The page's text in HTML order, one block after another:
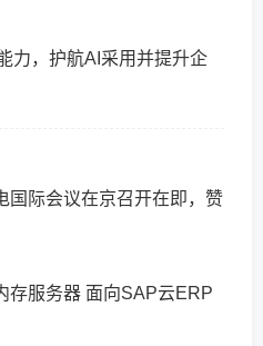
力，护航AI采用并提升企
国际会议在京召开在即，赞
存服务器 面向SAP云ERP